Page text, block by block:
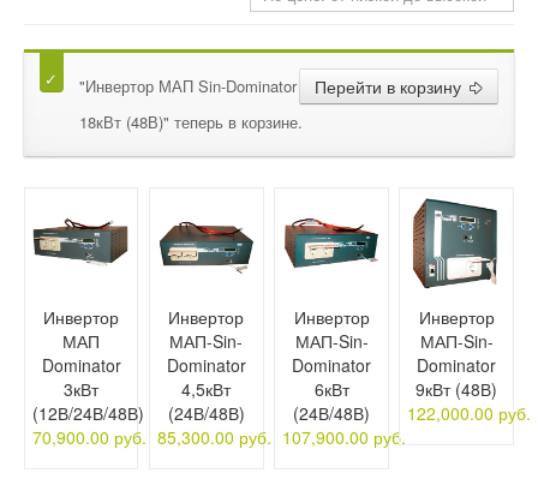
Контакты Перейти в корзину
"Инвертор МАП Sin-Dominator
18кВт (48В)" теперь в корзине.
Инвертор
МАП
Dominator
3кВт
(12В/24В/48В)
70,900.00 руб.
Инвертор
МАП-Sin-
Dominator
4,5кВт
(24В/48В)
85,300.00 руб.
Инвертор
МАП-Sin-
Dominator
6кВт
(24В/48В)
107,900.00 руб.
Инвертор
МАП-Sin-
Dominator
9кВт (48В)
122,000.00 руб.